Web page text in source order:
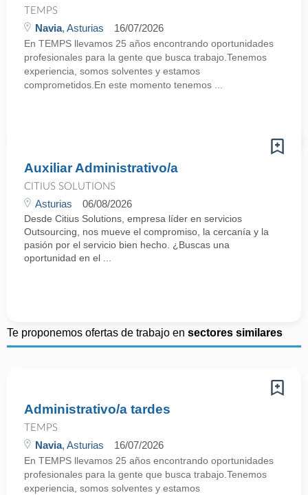
TEMPS
Navia, Asturias 16/07/2026
En TEMPS llevamos 25 años encontrando oportunidades
profesionales para la gente que busca trabajo.Tenemos
experiencia, somos solventes y estamos
comprometidos.En este momento tenemos ...
Auxiliar Administrativo/a
CITIUS SOLUTIONS
Asturias 06/08/2026
Desde Citius Solutions, empresa líder en servicios
Outsourcing, nos mueve el compromiso, la cercanía y la
pasión por el servicio bien hecho. ¿Buscas una
oportunidad en el ...
Te proponemos ofertas de trabajo en sectores similares
Administrativo/a tardes
TEMPS
Navia, Asturias 16/07/2026
En TEMPS llevamos 25 años encontrando oportunidades
profesionales para la gente que busca trabajo.Tenemos
experiencia, somos solventes y estamos